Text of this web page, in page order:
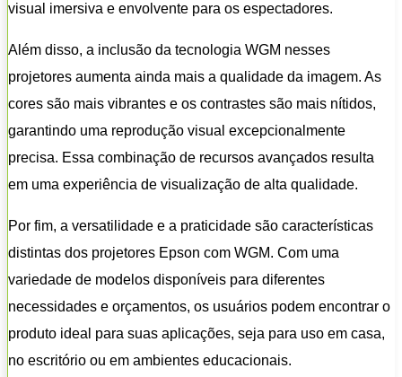
visual imersiva e envolvente para os espectadores.
Além disso, a inclusão da tecnologia WGM nesses
projetores aumenta ainda mais a qualidade da imagem. As
cores são mais vibrantes e os contrastes são mais nítidos,
garantindo uma reprodução visual excepcionalmente
precisa. Essa combinação de recursos avançados resulta
em uma experiência de visualização de alta qualidade.
Por fim, a versatilidade e a praticidade são características
distintas dos projetores Epson com WGM. Com uma
variedade de modelos disponíveis para diferentes
necessidades e orçamentos, os usuários podem encontrar o
produto ideal para suas aplicações, seja para uso em casa,
no escritório ou em ambientes educacionais.